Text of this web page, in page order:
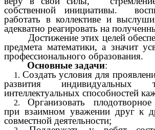
собственной инициативы.
работать в коллективе и
адекватно реагировать на
Достижение этих целей
предмета математики, а значит
профессионального образования.
Основные задачи:
Создать условия для
развития индивидуальных
интеллектуальных способностей
Организовать плодотворное
при взаимном уважении друг к
совместной деятельности;